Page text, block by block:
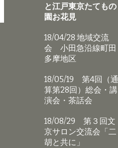
と江戸東京たてもの
園お花見
18/04/28 地域交流
会 小田急沿線町田
多摩地区
18/05/19 第4回（通
算第28回）総会・講
演会・茶話会
18/08/29 第３回文
京サロン交流会「二
胡と共に」